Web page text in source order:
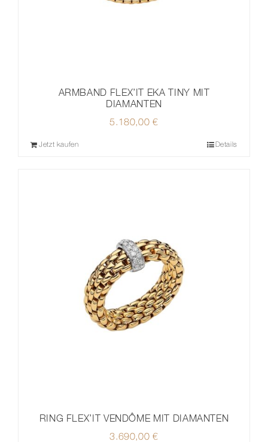
ARMBAND FLEX’IT EKA TINY MIT
DIAMANTEN
5.180,00€
Jetzt kaufen Details
RING FLEX’IT VENDÔME MIT DIAMANTEN
3.690,00€